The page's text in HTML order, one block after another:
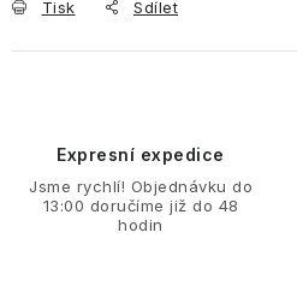
Tisk Sdílet
Expresní expedice
Jsme rychlí! Objednávku do
13:00 doručíme již do 48
hodin